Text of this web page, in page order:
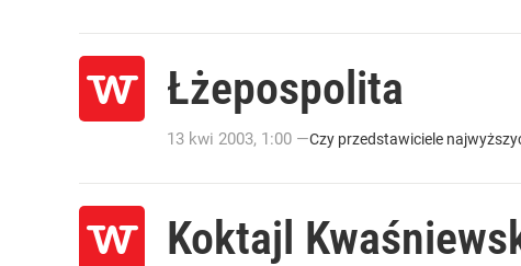
Łżepospolita
13 kwi 2003, 1:00 —Czy przedstawiciele
Koktajl